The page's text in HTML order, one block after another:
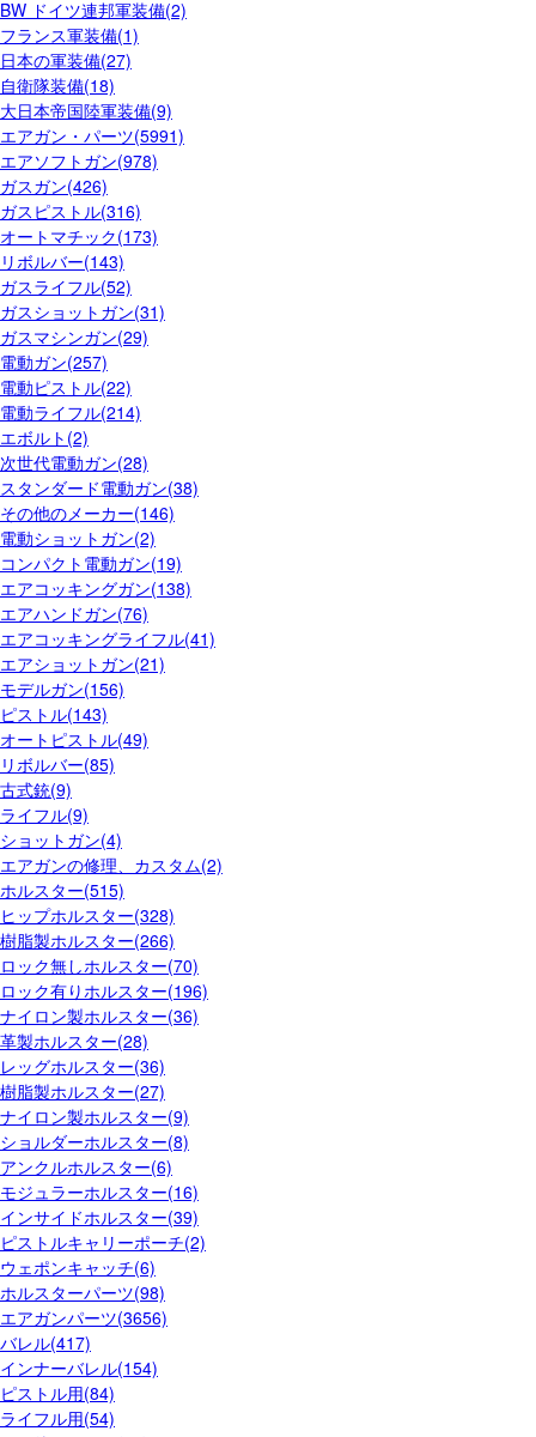
BW ドイツ連邦軍装備(2)
フランス軍装備(1)
日本の軍装備(27)
自衛隊装備(18)
大日本帝国陸軍装備(9)
エアガン・パーツ(5991)
エアソフトガン(978)
ガスガン(426)
ガスピストル(316)
オートマチック(173)
リボルバー(143)
ガスライフル(52)
ガスショットガン(31)
ガスマシンガン(29)
電動ガン(257)
電動ピストル(22)
電動ライフル(214)
エボルト(2)
次世代電動ガン(28)
スタンダード電動ガン(38)
その他のメーカー(146)
電動ショットガン(2)
コンパクト電動ガン(19)
エアコッキングガン(138)
エアハンドガン(76)
エアコッキングライフル(41)
エアショットガン(21)
モデルガン(156)
ピストル(143)
オートピストル(49)
リボルバー(85)
古式銃(9)
ライフル(9)
ショットガン(4)
エアガンの修理、カスタム(2)
ホルスター(515)
ヒップホルスター(328)
樹脂製ホルスター(266)
ロック無しホルスター(70)
ロック有りホルスター(196)
ナイロン製ホルスター(36)
革製ホルスター(28)
レッグホルスター(36)
樹脂製ホルスター(27)
ナイロン製ホルスター(9)
ショルダーホルスター(8)
アンクルホルスター(6)
モジュラーホルスター(16)
インサイドホルスター(39)
ピストルキャリーポーチ(2)
ウェポンキャッチ(6)
ホルスターパーツ(98)
エアガンパーツ(3656)
バレル(417)
インナーバレル(154)
ピストル用(84)
ライフル用(54)